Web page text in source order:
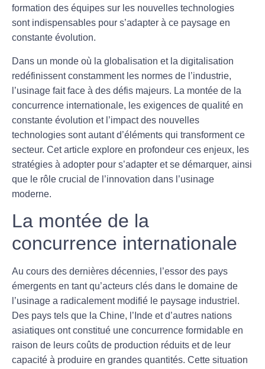
formation des équipes sur les nouvelles technologies
sont indispensables pour s’adapter à ce paysage en
constante évolution.
Dans un monde où la globalisation et la digitalisation
redéfinissent constamment les normes de l’industrie,
l’usinage fait face à des défis majeurs. La montée de la
concurrence internationale, les exigences de qualité en
constante évolution et l’impact des nouvelles
technologies sont autant d’éléments qui transforment ce
secteur. Cet article explore en profondeur ces enjeux, les
stratégies à adopter pour s’adapter et se démarquer, ainsi
que le rôle crucial de l’innovation dans l’usinage
moderne.
La montée de la
concurrence internationale
Au cours des dernières décennies, l’essor des pays
émergents en tant qu’acteurs clés dans le domaine de
l’usinage a radicalement modifié le paysage industriel.
Des pays tels que la Chine, l’Inde et d’autres nations
asiatiques ont constitué une concurrence formidable en
raison de leurs coûts de production réduits et de leur
capacité à produire en grandes quantités. Cette situation